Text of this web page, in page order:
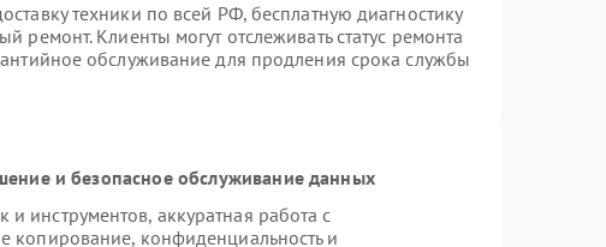
техники по всей РФ, бесплатную диагностику
ремонт. Клиенты могут отслеживать статус ремонта
обслуживание для продления срока службы
и безопасное обслуживание данных
инструментов, аккуратная работа с
копирование, конфиденциальность и